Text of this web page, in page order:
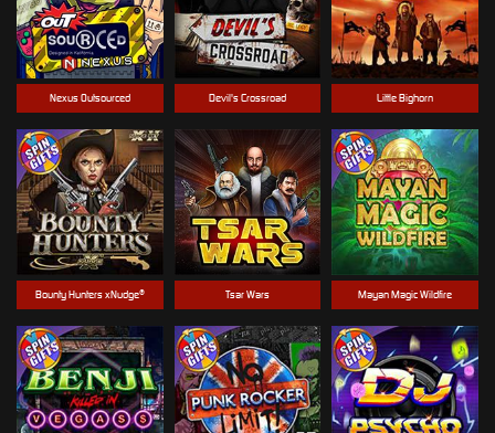
Tsar Wars
Nexus Outsourced
Bounty Hunters xNudge®
Little Bighorn
Devil's Crossroad
Mayan Magic Wildfire